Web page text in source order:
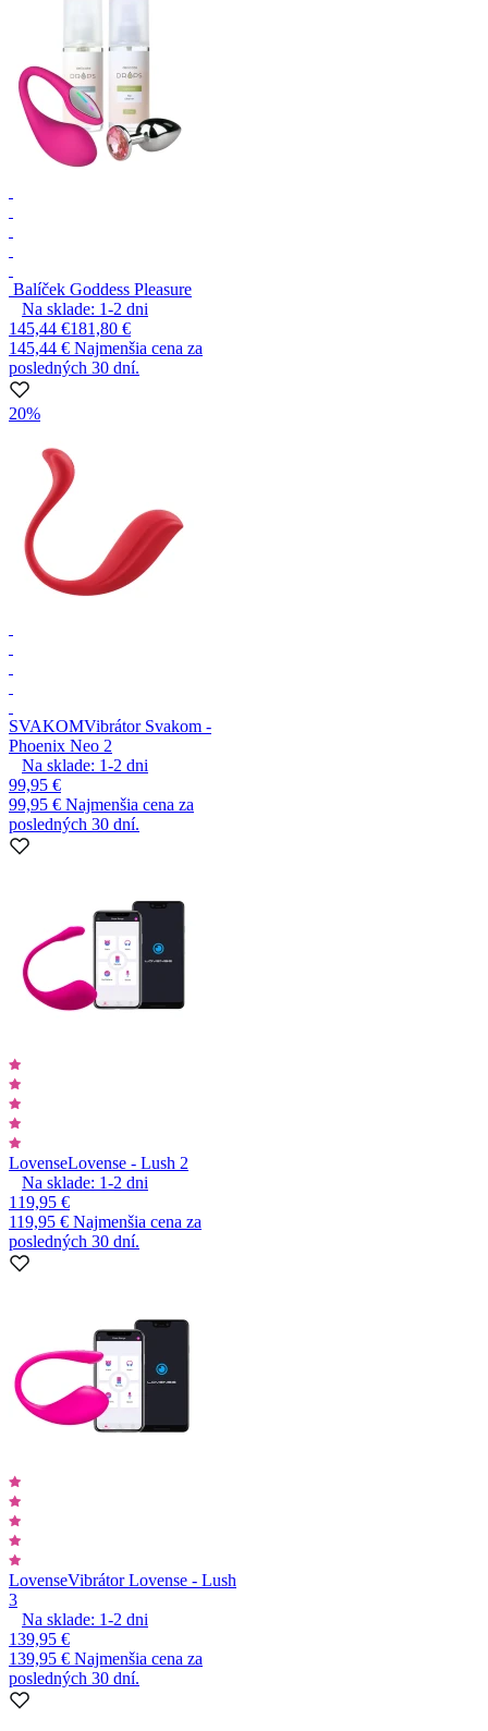
Balíček Goddess Pleasure
Na sklade: 1-2 dni
145,44 €181,80 €
145,44 € Najmenšia cena za
posledných 30 dní.
20%
SVAKOMVibrátor Svakom -
Phoenix Neo 2
Na sklade: 1-2 dni
99,95 €
99,95 € Najmenšia cena za
posledných 30 dní.
LovenseLovense - Lush 2
Na sklade: 1-2 dni
119,95 €
119,95 € Najmenšia cena za
posledných 30 dní.
LovenseVibrátor Lovense - Lush
3
Na sklade: 1-2 dni
139,95 €
139,95 € Najmenšia cena za
posledných 30 dní.